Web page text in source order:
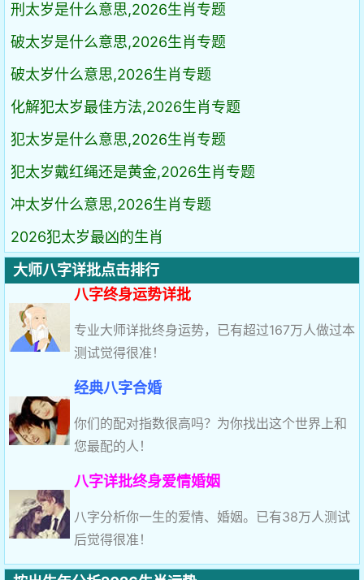
刑太岁是什么意思,2026生肖专题
破太岁是什么意思,2026生肖专题
破太岁什么意思,2026生肖专题
化解犯太岁最佳方法,2026生肖专题
犯太岁是什么意思,2026生肖专题
犯太岁戴红绳还是黄金,2026生肖专题
冲太岁什么意思,2026生肖专题
2026犯太岁最凶的生肖
大师八字详批点击排行
八字终身运势详批
专业大师详批终身运势，已有超过167万人做过本
测试觉得很准！
经典八字合婚
你们的配对指数很高吗？为你找出这个世界上和
您最配的人！
八字详批终身爱情婚姻
八字分析你一生的爱情、婚姻。已有38万人测试
后觉得很准！